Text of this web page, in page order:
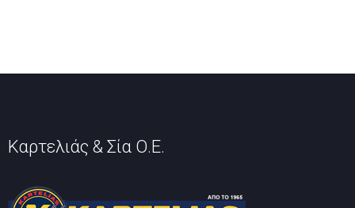
Καρτελιάς & Σία Ο.Ε.